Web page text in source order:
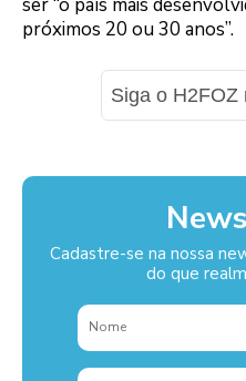
próximos 20 ou 30 anos”.
Siga o H2FOZ
Cadastre-se na nossa
do que